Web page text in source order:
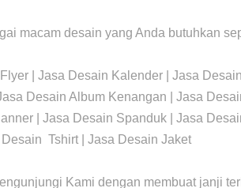
macam desain yang Anda butuhkan
| Jasa Desain Kalender | Jasa
Desain Album Kenangan | Jasa
| Jasa Desain Spanduk | Jasa
Tshirt | Jasa Desain Jaket
Kami dengan membuat janji